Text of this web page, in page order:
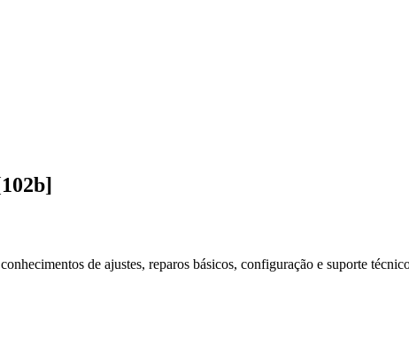
de ajustes, reparos básicos, configuração e suporte